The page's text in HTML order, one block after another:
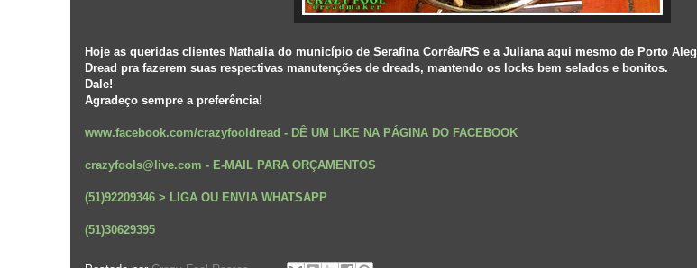
Hoje as queridas clientes Nathalia do município de Serafina Corrêa/RS e a Juliana aqui mesmo de Porto
Dread pra fazerem suas respectivas manutenções de dreads, mantendo os locks bem selados e bonitos.
Dale!
Agradeço sempre a preferência!
www.facebook.com/crazyfooldread - DÊ UM LIKE NA PÁGINA DO FACEBOOK
crazyfools@live.com - E-MAIL PARA ORÇAMENTOS
(51)92209346 > LIGA OU ENVIA WHATSAPP
(51)30629395